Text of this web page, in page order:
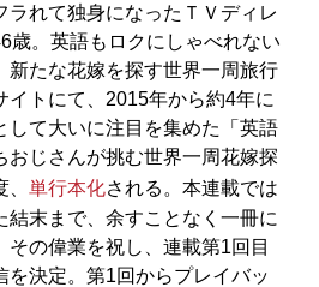
ラれて独身になったＴＶディレ
歳。英語もロクにしゃべれない
新たな花嫁を探す世界一周旅行
トにて、2015年から約4年に
して大いに注目を集めた「英語
おじさんが挑む世界一周花嫁探
単行本化される。本連載では
結末まで、余すことなく一冊に
その偉業を祝し、連載第1回目
を決定。第1回からプレイバッ